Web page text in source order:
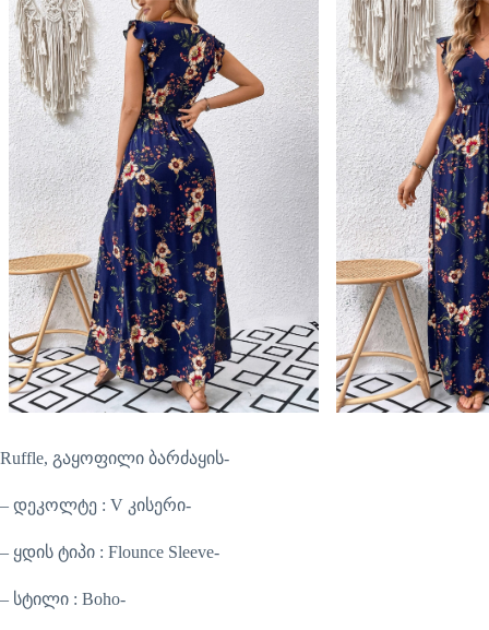
Ruffle, გაყოფილი ბარძაყის-
– დეკოლტე : V კისერი-
– ყდის ტიპი : Flounce Sleeve-
– სტილი : Boho-